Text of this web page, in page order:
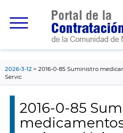
principal
2026-3-12
2016-0-85 Suministro
Servic
2016-0-85